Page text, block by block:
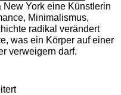
New York eine Künstlerin
Minimalismus,
radikal verändert
was ein Körper auf einer
verweigern darf.